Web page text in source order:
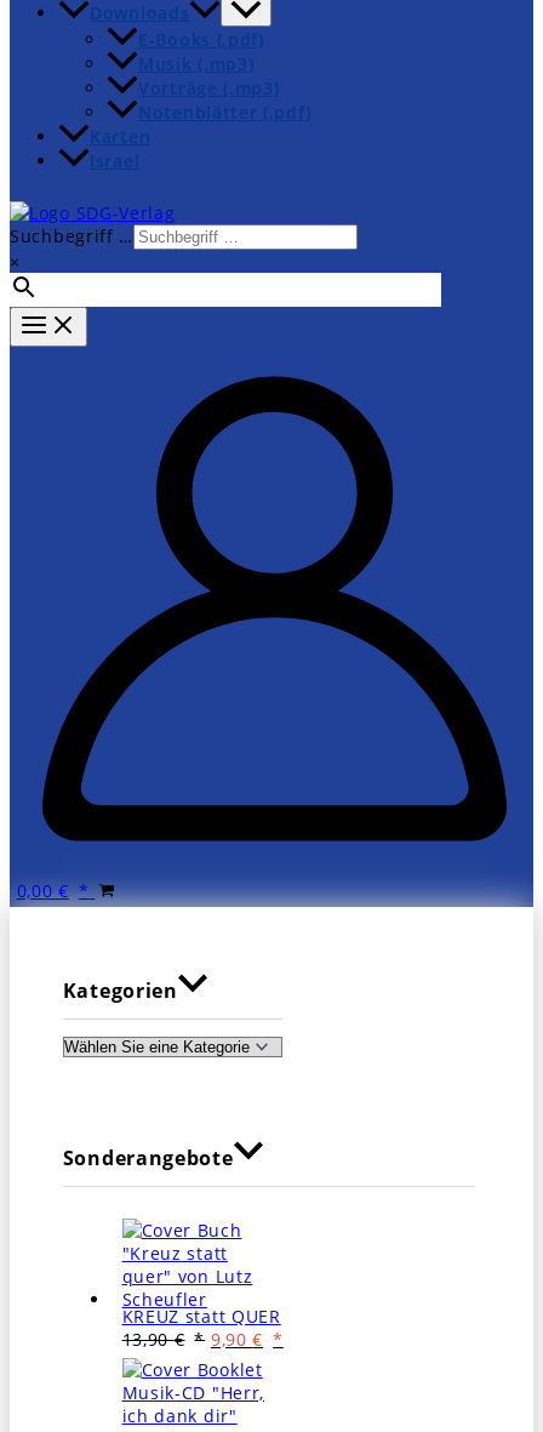
Downloads
E-Books (.pdf)
Musik (.mp3)
Vorträge (.mp3)
Notenblätter (.pdf)
Karten
Israel
Suchbegriff …
×
0,00€
Kategorien
Sonderangebote
KREUZ statt QUER
13,90€
Ursprünglicher
Preis
war:
13,90 €
9,90€